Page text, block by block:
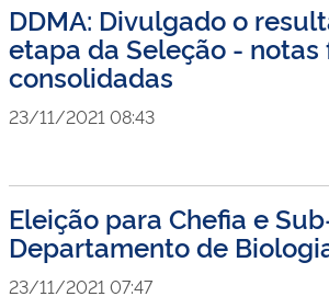
DDMA: Divulgado o
etapa da Seleção - notas
consolidadas
23/11/2021 08:43
Eleição para Chefia e
Departamento de
23/11/2021 07:47